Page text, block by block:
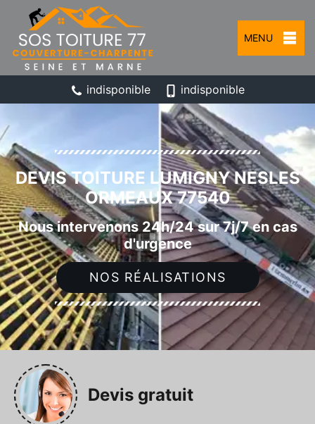
MENU
indisponible indisponible
DEVIS TOITURE LUMIGNY NESLES
ORMEAUX 77540
Nous intervenons 24h/24 sur 7j/7 en cas
d'urgence
NOS RÉALISATIONS
Devis gratuit